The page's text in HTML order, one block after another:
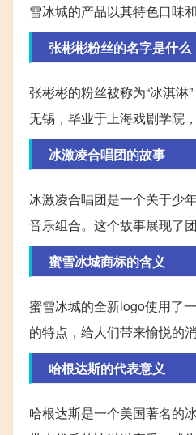
雪冰城的产品以其特色口味
张彬彬粉丝的名字是什么
张彬彬的粉丝被称为“冰淇
无锡，毕业于上海戏剧学院
冰激凌合唱团的故事
冰激凌合唱团是一个关于少
音乐组合。这个故事展现了
蜜雪冰城商标的含义
蜜雪冰城的全新logo使用了
的特点，给人们带来愉悦的消
哈根达斯的代表意义
哈根达斯是一个美国著名的